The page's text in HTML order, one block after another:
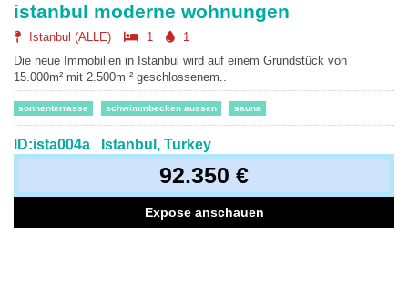
istanbul moderne wohnungen
Istanbul (ALLE) 1
1
Die neue Immobilien in Istanbul wird auf einem Grundstück von
15.000m² mit 2.500m ² geschlossenem..
sonnenterrasse schwimmbecken aussen sauna
ID:ista004a Istanbul, Turkey
92.350 €
Expose anschauen